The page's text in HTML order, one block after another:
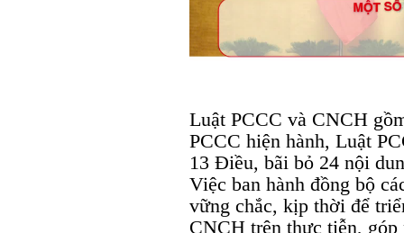
Luật PCCC và CNCH
PCCC hiện hành, Luật
13 Điều, bãi bỏ 24 nội
Việc ban hành đồng bộ
vững chắc, kịp thời để
CNCH trên thực tiễn, góp